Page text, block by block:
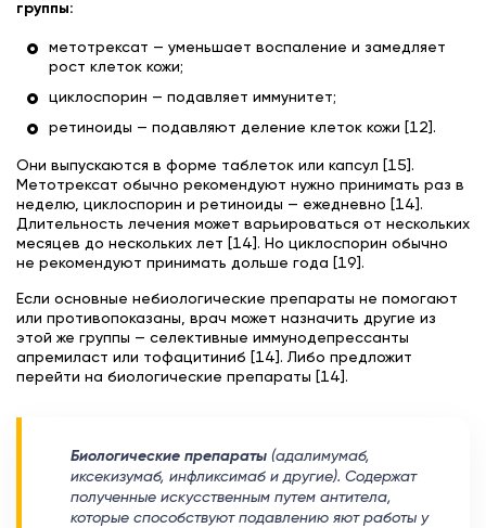
группы:
метотрексат — уменьшает воспаление и замедляет
рост клеток кожи;
циклоспорин — подавляет иммунитет;
ретиноиды — подавляют деление клеток кожи [12].
Они выпускаются в форме таблеток или капсул [15].
Метотрексат обычно рекомендуют нужно принимать раз в
неделю, циклоспорин и ретиноиды — ежедневно [14].
Длительность лечения может варьироваться от нескольких
месяцев до нескольких лет [14]. Но циклоспорин обычно
не рекомендуют принимать дольше года [19].
Если основные небиологические препараты не помогают
или противопоказаны, врач может назначить другие из
этой же группы — селективные иммунодепрессанты
апремиласт или тофацитиниб [14]. Либо предложит
перейти на биологические препараты [14].
Биологические препараты (адалимумаб,
иксекизумаб, инфликсимаб и другие). Содержат
полученные искусственным путем антитела,
которые способствуют подавлению яют работы у